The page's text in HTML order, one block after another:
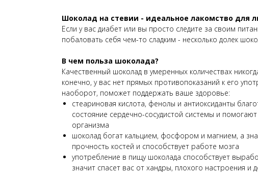
Шоколад на стевии - идеальное лакомство для
Если у вас диабет или вы просто следите за своим
побаловать себя чем-то сладким - несколько долек
В чем польза шоколада?
Качественный шоколад в умеренных количествах
конечно, у вас нет прямых противопоказаний к его
наоборот, поможет поддержать ваше здоровье:
стеариновая кислота, фенолы и антиоксиданты
состояние сердечно-сосудистой системы и
организма
шоколад богат кальцием, фосфором и магнием, а
прочность костей и способствует работе мозга
употребление в пищу шоколада способствует
значит спасет вас от хандры, плохого настроения и